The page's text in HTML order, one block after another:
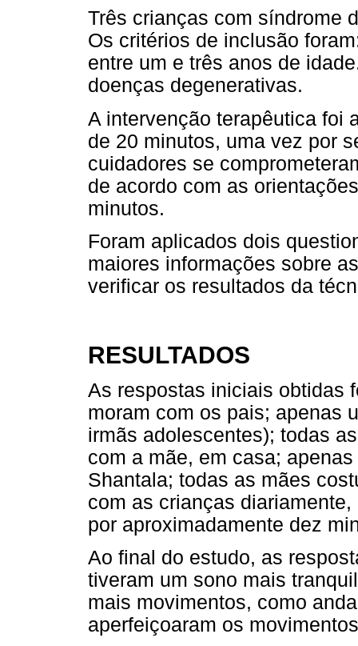
Três crianças com síndrome
Os critérios de inclusão
entre um e três anos de
doenças degenerativas.
A intervenção terapêutica foi
de 20 minutos, uma vez por
cuidadores se
de acordo com as
minutos.
Foram aplicados dois
maiores informações sobre
verificar os resultados da
RESULTADOS
As respostas iniciais obtidas
moram com os pais; apenas
irmãs adolescentes); todas
com a mãe, em casa;
Shantala; todas as mães
com as crianças
por aproximadamente dez
Ao final do estudo, as
tiveram um sono mais
mais movimentos, como
aperfeiçoaram os